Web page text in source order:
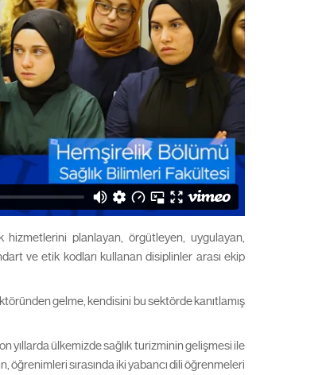
hizmetlerini planlayan, örgütleyen, uygulayan,
ve etik kodları kullanan disiplinler arası ekip
gelme, kendisini bu sektörde kanıtlamış
yıllarda ülkemizde sağlık turizminin gelişmesi ile
sırasında iki yabancı dili öğrenmeleri